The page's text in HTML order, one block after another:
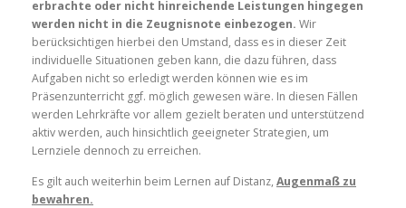
erbrachte oder nicht hinreichende Leistungen hingegen
werden nicht in die Zeugnisnote einbezogen. Wir
berücksichtigen hierbei den Umstand, dass es in dieser Zeit
individuelle Situationen geben kann, die dazu führen, dass
Aufgaben nicht so erledigt werden können wie es im
Präsenzunterricht ggf. möglich gewesen wäre. In diesen Fällen
werden Lehrkräfte vor allem gezielt beraten und unterstützend
aktiv werden, auch hinsichtlich geeigneter Strategien, um
Lernziele dennoch zu erreichen.
Es gilt auch weiterhin beim Lernen auf Distanz, Augenmaß zu
bewahren.